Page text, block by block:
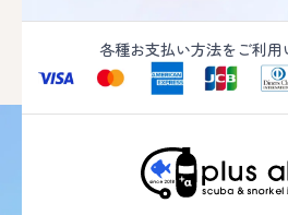
各種お支払い方法をご利用